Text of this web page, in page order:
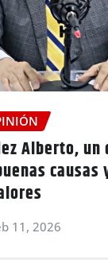
Alberto,
causas
11, 2026